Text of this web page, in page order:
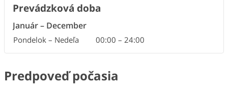
Prevádzková doba
Január– December
Pondelok – Nedeľa 00:00 – 24:00
Predpoveď počasia